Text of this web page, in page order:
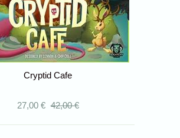
Cryptid Cafe
27,00 € 42,00 €